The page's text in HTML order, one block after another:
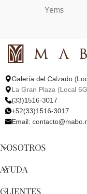
Yems
Galería del Calzado
La Gran Plaza (Local
(33)1516-3017
+52(33)1516-3017
Email:
NOSOTROS
AYUDA
CLIENTES